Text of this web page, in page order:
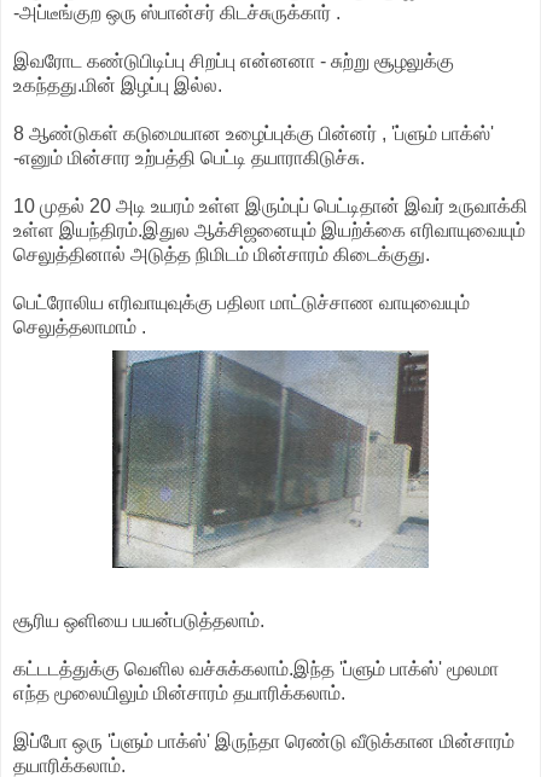
-அப்டீங்குற ஒரு ஸ்பான்சர் கிடச்சுருக்கார் .
இவரோட கண்டுபிடிப்பு சிறப்பு என்னனா - சுற்று சூழலுக்கு
உகந்தது.மின் இழப்பு இல்ல.
8 ஆண்டுகள் கடுமையான உழைப்புக்கு பின்னர் , 'ப்ளும் பாக்ஸ்'
-எனும் மின்சார உற்பத்தி பெட்டி தயாராகிடுச்சு.
10 முதல் 20 அடி உயரம் உள்ள இரும்புப் பெட்டிதான் இவர் உருவாக்கி
உள்ள இயந்திரம்.இதுல ஆக்சிஜனையும் இயற்க்கை எரிவாயுவையும்
செலுத்தினால் அடுத்த நிமிடம் மின்சாரம் கிடைக்குது.
பெட்ரோலிய எரிவாயுவுக்கு பதிலா மாட்டுச்சாண வாயுவையும்
செலுத்தலாமாம் .
சூரிய ஒளியை பயன்படுத்தலாம்.
கட்டடத்துக்கு வெளில வச்சுக்கலாம்.இந்த 'ப்ளும் பாக்ஸ்' மூலமா
எந்த மூலையிலும் மின்சாரம் தயாரிக்கலாம்.
இப்போ ஒரு 'ப்ளும் பாக்ஸ்' இருந்தா ரெண்டு வீடுக்கான மின்சாரம்
தயாரிக்கலாம்.